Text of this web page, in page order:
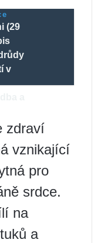
(29
v
zdraví
vznikající
pro
srdce.
na
a